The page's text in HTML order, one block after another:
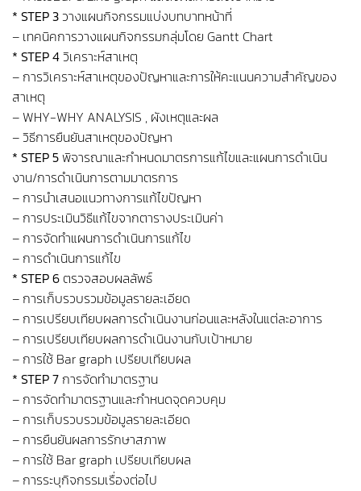
* STEP 3 วางแผนกิจกรรมแบ่งบทบาทหน้าที่
– เทคนิคการวางแผนกิจกรรมกลุ่มโดย Gantt Chart
* STEP 4วิเคราะห์สาเหตุ
– การวิเคราะห์สาเหตุของปัญหาและการให้คะแนนความสำคัญของ
สาเหตุ
– WHY-WHY ANALYSIS , ผังเหตุและผล
– วิธีการยืนยันสาเหตุของปัญหา
* STEP 5พิจารณาและกำหนดมาตรการแก้ไขและแผนการดำเนิน
งาน/การดำเนินการตามมาตรการ
– การนำเสนอแนวทางการแก้ไขปัญหา
– การประเมินวิธีแก้ไขจากตารางประเมินค่า
– การจัดทำแผนการดำเนินการแก้ไข
– การดำเนินการแก้ไข
* STEP 6ตรวจสอบผลลัพธ์
– การเก็บรวบรวมข้อมูลรายละเอียด
– การเปรียบเทียบผลการดำเนินงานก่อนและหลังในแต่ละอาการ
– การเปรียบเทียบผลการดำเนินงานกับเป้าหมาย
– การใช้ Bar graph เปรียบเทียบผล
* STEP 7การจัดทำมาตรฐาน
– การจัดทำมาตรฐานและกำหนดจุดควบคุม
– การเก็บรวบรวมข้อมูลรายละเอียด
– การยืนยันผลการรักษาสภาพ
– การใช้ Bar graph เปรียบเทียบผล
– การระบุกิจกรรมเรื่องต่อไป